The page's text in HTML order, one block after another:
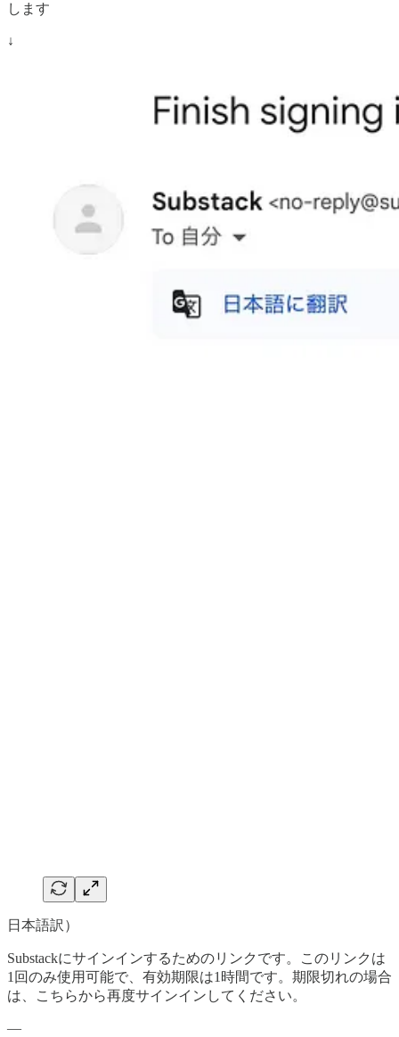
します
↓
日本語訳）
Substackにサインインするためのリンクです。このリンクは
1回のみ使用可能で、有効期限は1時間です。期限切れの場合
は、こちらから再度サインインしてください。
—